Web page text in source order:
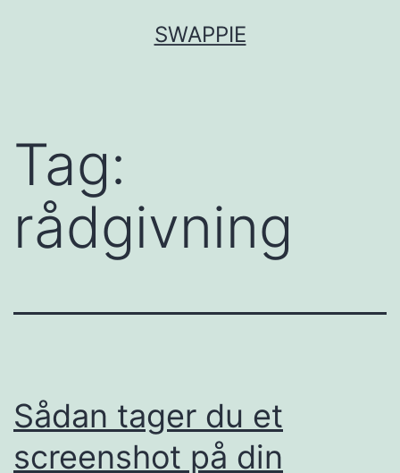
SWAPPIE
Tag:
rådgivning
Sådan tager du et
screenshot på din